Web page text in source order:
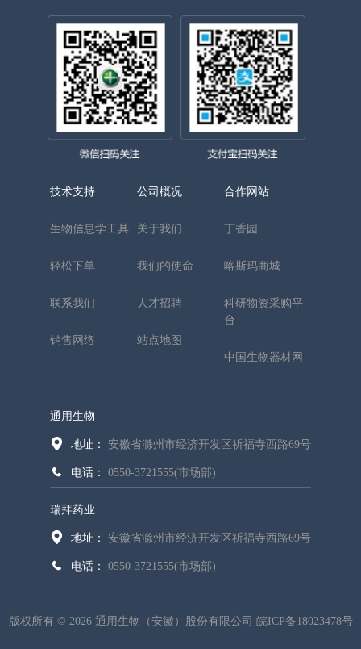
技术支持
生物信息学工具
轻松下单
联系我们
销售网络
公司概况
关于我们
我们的使命
人才招聘
站点地图
合作网站
丁香园
喀斯玛商城
科研物资采购平
台
中国生物器材网
通用生物
地址： 安徽省滁州市经济开发区祈福寺西路69号
电话： 0550-3721555(市场部)
瑞拜药业
地址： 安徽省滁州市经济开发区祈福寺西路69号
电话： 0550-3721555(市场部)
版权所有 © 2026 通用生物（安徽）股份有限公司 皖ICP备18023478号